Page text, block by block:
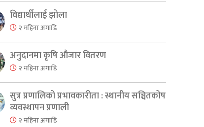
विद्यार्थीलाई झोला
२ महिना अगाडि
अनुदानमा कृषि औजार वितरण
२ महिना अगाडि
सुत्र प्रणालिको प्रभावकारीता : स्थानीय सञ्चितकोष
व्यवस्थापन प्रणाली
२ महिना अगाडि